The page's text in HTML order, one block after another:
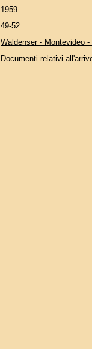
1959
49-52
Waldenser - Montevideo -
Documenti relativi